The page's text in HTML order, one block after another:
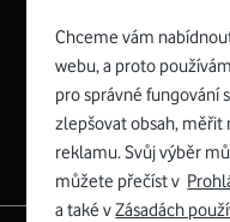
Zyxel VMG8623-T50B
Rozměry modemu jsou
a nabízí 4 gigabitové
Fi ve verzích 802.11 b/
Spojte
Chceme vám
webu, a proto
pro správné fungování
zlepšovat obsah,
reklamu. Svůj výběr
můžete přečíst v
a také vZásadách